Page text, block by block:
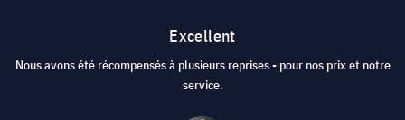
Excellent
Nous avons été récompensés à plusieurs reprises - pour nos prix et notre
service.